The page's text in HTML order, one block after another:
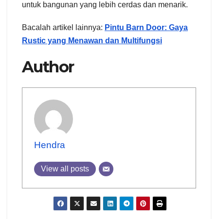
untuk bangunan yang lebih cerdas dan menarik.
Bacalah artikel lainnya: Pintu Barn Door: Gaya
Rustic yang Menawan dan Multifungsi
Author
Hendra
View all posts